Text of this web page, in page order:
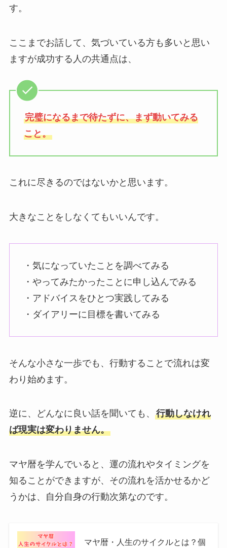
す。
ここまでお話して、気づいている方も多いと思い
ますが成功する人の共通点は、
完璧になるまで待たずに、まず動いてみる
こと。
これに尽きるのではないかと思います。
大きなことをしなくてもいいんです。
・気になっていたことを調べてみる
・やってみたかったことに申し込んでみる
・アドバイスをひとつ実践してみる
・ダイアリーに目標を書いてみる
そんな小さな一歩でも、行動することで流れは変
わり始めます。
逆に、どんなに良い話を聞いても、 行動しなけれ
ば現実は変わりません。
マヤ暦を学んでいると、運の流れやタイミングを
知ることができますが、その流れを活かせるかど
うかは、自分自身の行動次第なのです。
マヤ暦・人生のサイクルとは？個